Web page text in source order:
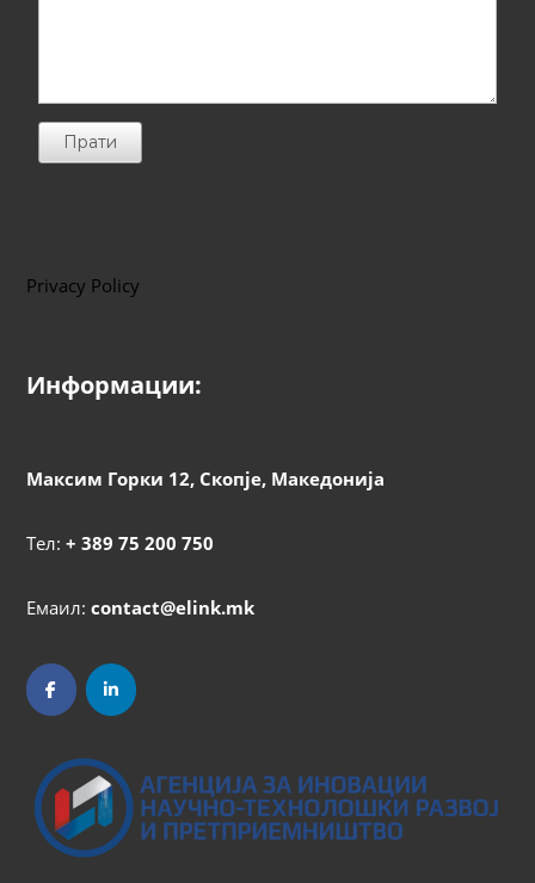
Прати
Privacy Policy
Информации:
Максим Горки 12, Скопје, Македонија
Тел: + 389 75 200 750
Емаил: contact@elink.mk